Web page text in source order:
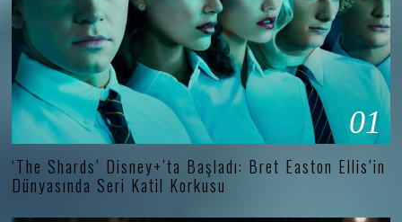
01
‘The Shards’ Disney+’ta Başladı: Bret Easton Ellis’in
Dünyasında Seri Katil Korkusu